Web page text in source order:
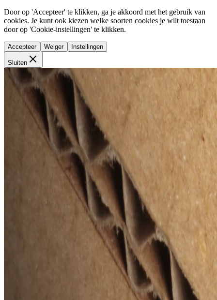
Door op 'Accepteer' te klikken, ga je akkoord met het gebruik van
cookies. Je kunt ook kiezen welke soorten cookies je wilt toestaan
door op 'Cookie-instellingen' te klikken.
Accepteer Weiger Instellingen
Sluiten